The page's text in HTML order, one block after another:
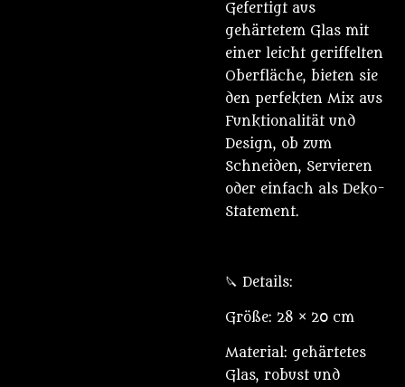
Gefertigt aus
gehärtetem Glas mit
einer leicht geriffelten
Oberfläche, bieten sie
den perfekten Mix aus
Funktionalität und
Design, ob zum
Schneiden, Servieren
oder einfach als Deko-
Statement.
🔪 Details:
Größe: 28 × 20 cm
Material: gehärtetes
Glas, robust und